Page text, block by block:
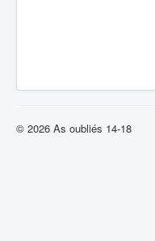
© 2026 As oubliés 14-18